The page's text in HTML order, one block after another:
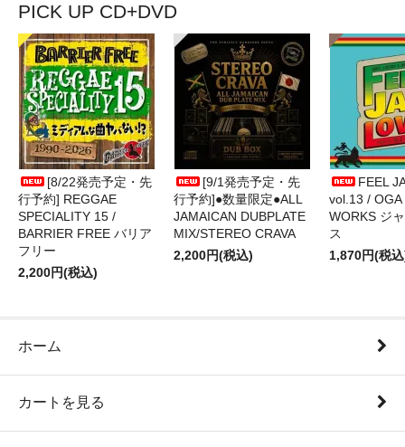
PICK UP CD+DVD
[8/22発売予定・先
行予約] REGGAE
SPECIALITY 15 /
BARRIER FREE バリア
フリー
2,200円(税込)
[9/1発売予定・先
行予約]●数量限定●ALL
JAMAICAN DUBPLATE
MIX/STEREO CRAVA
2,200円(税込)
FEEL
vol.13 / OGA
WORKS ジ
ス
1,870円(税
ホーム
カートを見る